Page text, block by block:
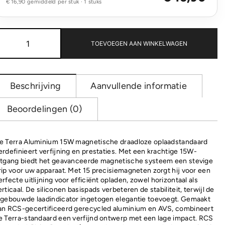
€ 16,90 gemiddeld per stuk · 1 stuks
aluminium
telefoonhouder
aantal
TOEVOEGEN AAN WINKELWAGEN
Beschrijving Aanvullende informatie
Beoordelingen (0)
Terra Aluminium 15W magnetische draadloze oplaadstandaard
verfijning en prestaties. Met een krachtige 15W-
biedt het geavanceerde magnetische systeem een ​​stevige
voor uw apparaat. Met 15 precisiemagneten zorgt hij voor een
uitlijning voor efficiënt opladen, zowel horizontaal als
De siliconen basispads verbeteren de stabiliteit, terwijl de
laadindicator ingetogen elegantie toevoegt. Gemaakt
RCS-gecertificeerd gerecycled aluminium en AVS, combineert
Terra-standaard een verfijnd ontwerp met een lage impact. RCS